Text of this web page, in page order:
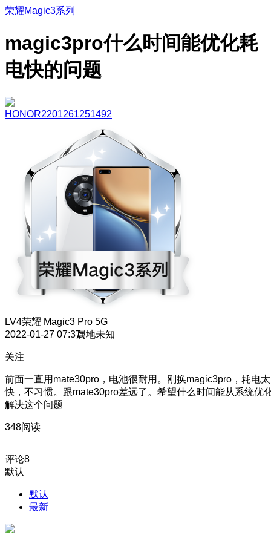
荣耀Magic3系列
magic3pro什么时间能优化耗
电快的问题
HONOR2201261251492
LV4荣耀 Magic3 Pro 5G
2022-01-27 07:37属地未知
关注
前面一直用mate30pro，电池很耐用。刚换magic3pro，耗电太
快，不习惯。跟mate30pro差远了。希望什么时间能从系统优
解决这个问题
348阅读
评论8
默认
默认
最新